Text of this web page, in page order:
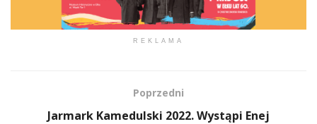
REKLAMA
Poprzedni
Jarmark Kamedulski 2022. Wystąpi Enej